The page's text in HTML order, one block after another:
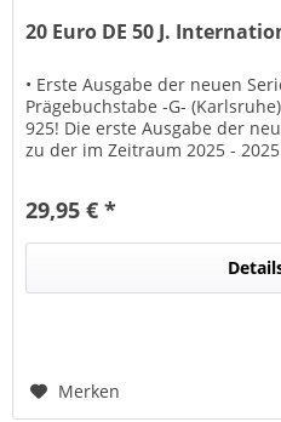
20 Euro DE 50 J.
• Erste Ausgabe der neuen
Prägebuchstabe -G-
925! Die erste Ausgabe der
zu der im Zeitraum 2025 -
29,95 € *
Merken